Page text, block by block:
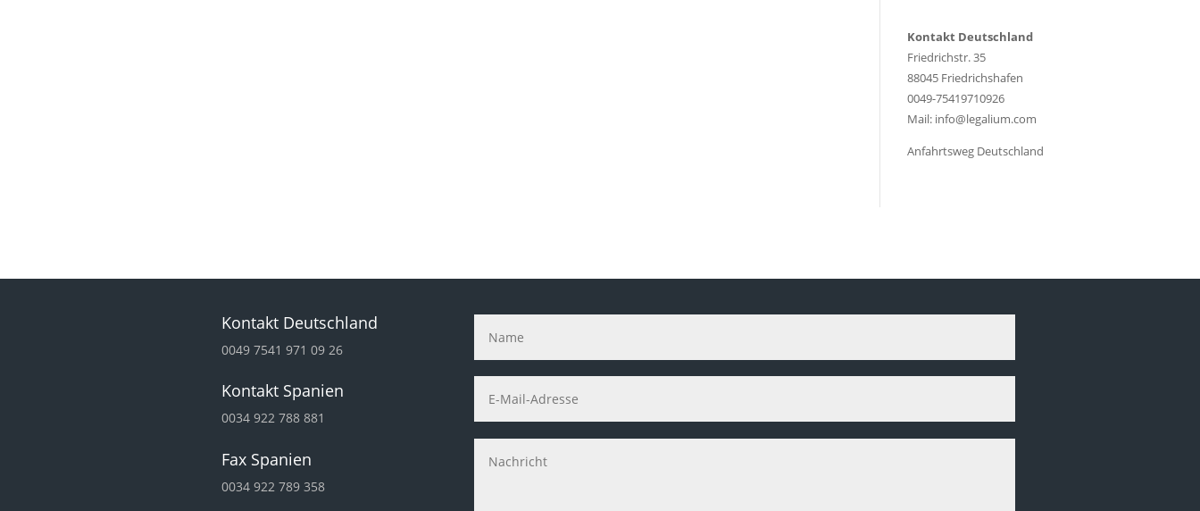
Kontakt Deutschland
Friedrichstr. 35
88045 Friedrichshafen
0049-75419710926
Mail: info@legalium.com
Anfahrtsweg Deutschland
Kontakt Deutschland
0049 7541 971 09 26
Kontakt Spanien
0034 922 788 881
Fax Spanien
0034 922 789 358
Deutschsprachige Beratung in Spanien